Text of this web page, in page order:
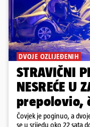
DVOJE OZLIJEĐENIH
STRAVIČNI
NESREĆE U
prepolovio,
Čovjek je poginuo, a
se u srijedu oko 22 sata